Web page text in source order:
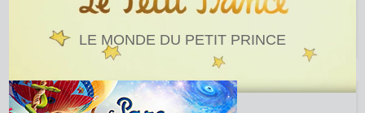
LE MONDE DU PETIT PRINCE